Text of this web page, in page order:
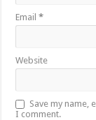
Email*
Website
Save my name,
I comment.